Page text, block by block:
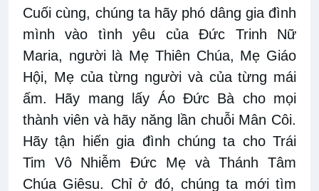
Cuối cùng, chúng ta hãy phó dâng gia đình
mình vào tình yêu của Đức Trinh Nữ
Maria, người là Mẹ Thiên Chúa, Mẹ Giáo
Hội, Mẹ của từng người và của từng mái
ấm. Hãy mang lấy Áo Đức Bà cho mọi
thành viên và hãy năng lần chuỗi Mân Côi.
Hãy tận hiến gia đình chúng ta cho Trái
Tim Vô Nhiễm Đức Mẹ và Thánh Tâm
Chúa Giêsu. Chỉ ở đó, chúng ta mới tìm